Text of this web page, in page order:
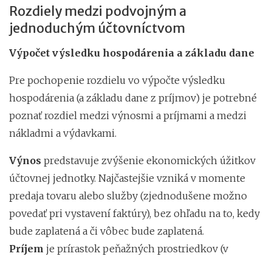
Rozdiely medzi podvojným a
jednoduchým účtovníctvom
Výpočet výsledku hospodárenia a základu dane
Pre pochopenie rozdielu vo výpočte výsledku
hospodárenia (a základu dane z príjmov) je potrebné
poznať rozdiel medzi výnosmi a príjmami a medzi
nákladmi a výdavkami.
Výnos predstavuje zvýšenie ekonomických úžitkov
účtovnej jednotky. Najčastejšie vzniká v momente
predaja tovaru alebo služby (zjednodušene možno
povedať pri vystavení faktúry), bez ohľadu na to, kedy
bude zaplatená a či vôbec bude zaplatená.
Príjem je prírastok peňažných prostriedkov (v